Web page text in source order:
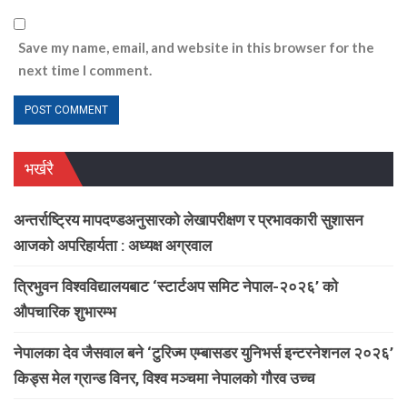
Save my name, email, and website in this browser for the
next time I comment.
भर्खरै
अन्तर्राष्ट्रिय मापदण्डअनुसारको लेखापरीक्षण र प्रभावकारी सुशासन
आजको अपरिहार्यता : अध्यक्ष अग्रवाल
त्रिभुवन विश्वविद्यालयबाट ‘स्टार्टअप समिट नेपाल-२०२६’ को
औपचारिक शुभारम्भ
नेपालका देव जैसवाल बने ‘टुरिज्म एम्बासडर युनिभर्स इन्टरनेशनल २०२६’
किड्स मेल ग्रान्ड विनर, विश्व मञ्चमा नेपालको गौरव उच्च